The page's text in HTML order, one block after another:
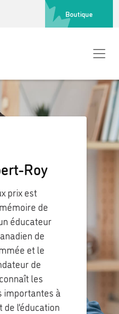
Boutique
Roy
prix est
de
éducateur
de
et le
de
les
importantes à
de l’éducation